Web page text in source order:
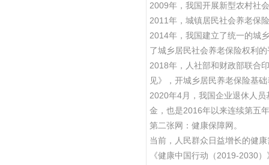
2009年，我国开展新型农村社
2011年，城镇居民社会养老保
2014年，我国建立了统一的城
了城乡居民社会养老保险权利
2018年，人社部和财政部联合
见》，开城乡居民养老保险基
2020年4月，我国企业退休人
金，也是2016年以来连续第五
第二张网：健康保障网。
当前，人民群众日益增长的健
《健康中国行动（2019-2030